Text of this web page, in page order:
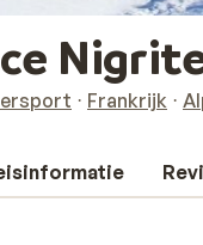
Frankrijk